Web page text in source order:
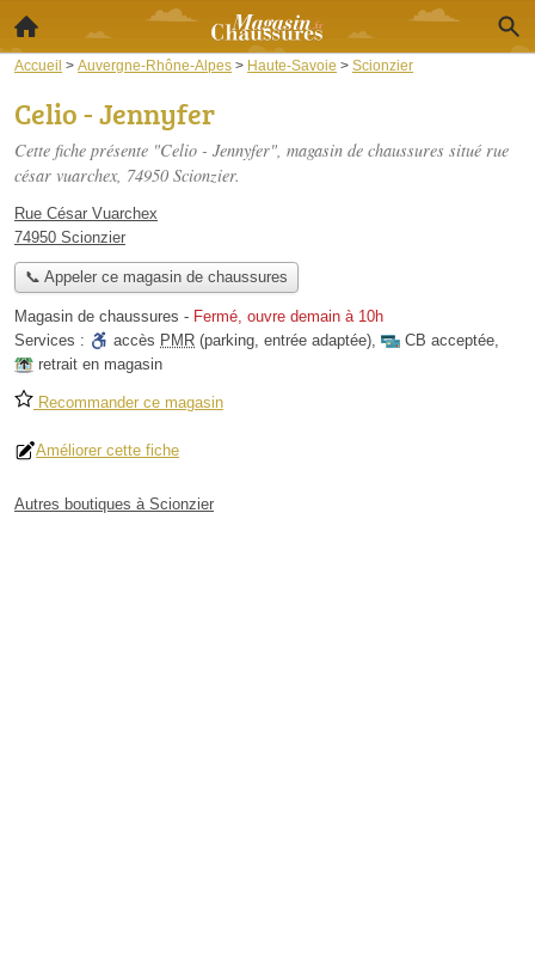
Accueil > Auvergne-Rhône-Alpes > Haute-Savoie > Scionzier
Celio - Jennyfer
Cette fiche présente "Celio - Jennyfer", magasin de chaussures situé rue
césar vuarchex, 74950 Scionzier.
Rue César Vuarchex
74950 Scionzier
📞 Appeler ce magasin de chaussures
Magasin de chaussures - Fermé, ouvre demain à 10h
Services :
accès PMR (parking, entrée adaptée), CB acceptée,
retrait en magasin
Recommander ce magasin
Améliorer cette fiche
Autres boutiques à Scionzier